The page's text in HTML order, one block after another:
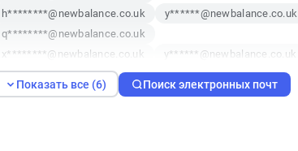
h********@newbalance.co.uk
y******@newbalance.co.uk
q********@newbalance.co.uk
x********@newbalance.co.uk
y******@newbalance.co.uk
Показать все (6) Поиск электронных почт